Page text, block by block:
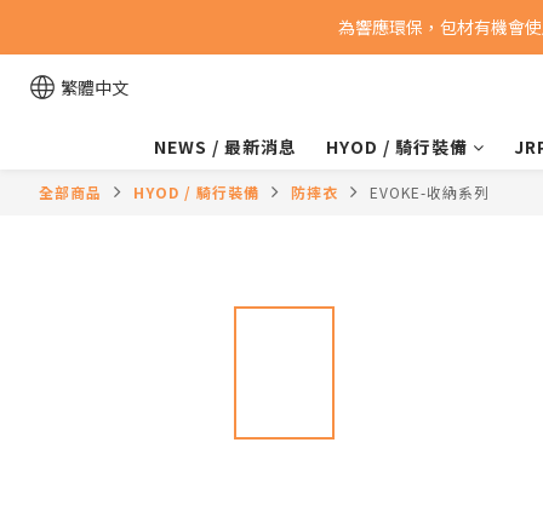
為響應環保，包材有機會
繁體中文
NEWS / 最新消息 HYOD / 騎行裝備
全部商品 HYOD / 騎行裝備 防摔衣 EVOKE-收納系列